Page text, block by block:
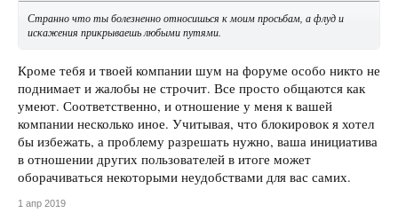
Странно что ты болезненно относишься к моим просьбам, а флуд и
искажения прикрываешь любыми путями.
Кроме тебя и твоей компании шум на форуме особо никто не
поднимает и жалобы не строчит. Все просто общаются как
умеют. Соответственно, и отношение у меня к вашей
компании несколько иное. Учитывая, что блокировок я хотел
бы избежать, а проблему разрешать нужно, ваша инициатива
в отношении других пользователей в итоге может
оборачиваться некоторыми неудобствами для вас самих.
1 апр 2019